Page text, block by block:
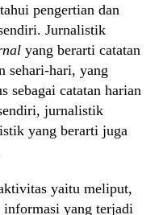
pengertian dan
Jurnalistik
yang berarti catatan
sehari-hari, yang
sebagai catatan harian
jurnalistik
yang berarti juga
yaitu meliput,
informasi yang terjadi